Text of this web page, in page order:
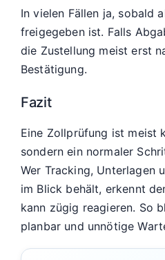
In vielen Fällen ja, sobald
freigegeben ist. Falls
die Zustellung meist erst
Bestätigung.
Fazit
Eine Zollprüfung ist meist
sondern ein normaler
Wer Tracking, Unterlagen
im Blick behält, erkennt
kann zügig reagieren. So
planbar und unnötige